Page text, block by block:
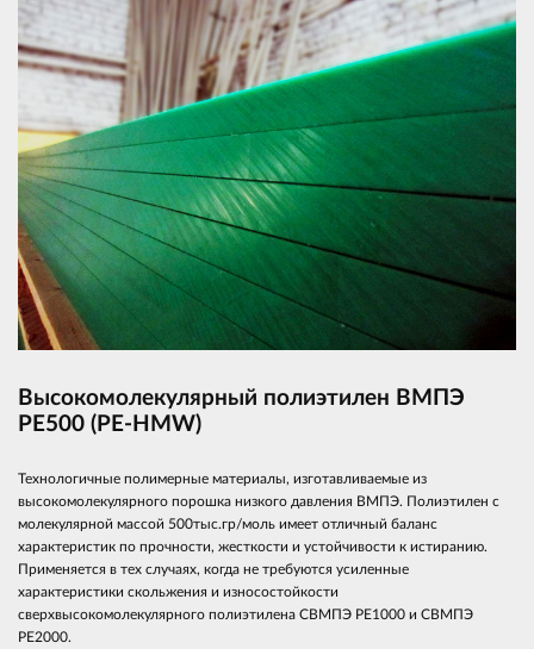
Высокомолекулярный полиэтилен ВМПЭ
PE500 (PE-HMW)
Технологичные полимерные материалы, изготавливаемые из
высокомолекулярного порошка низкого давления ВМПЭ. Полиэтилен с
молекулярной массой 500тыс.гр/моль имеет отличный баланс
характеристик по прочности, жесткости и устойчивости к истиранию.
Применяется в тех случаях, когда не требуются усиленные
характеристики скольжения и износостойкости
сверхвысокомолекулярного полиэтилена СВМПЭ PE1000 и СВМПЭ
PE2000.